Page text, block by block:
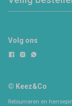
Volg ons
© Keez&Co
Retourneren en